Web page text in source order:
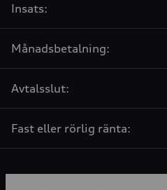
Insats:
Månadsbetalning:
Avtalsslut:
Fast eller rörlig ränta: